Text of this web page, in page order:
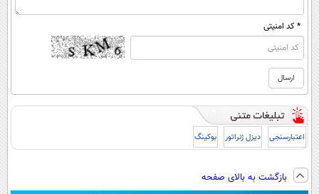
* کد امنیتی
اعتبارسنجی دیزل ژنراتور بوکینگ
بازگشت به بالای صفحه